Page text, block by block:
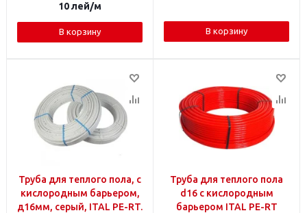
10лей/м
В корзину В корзину
Труба для теплого пола, с
кислородным барьером,
д16мм, серый, ITAL PE-RT.
Труба для теплого пола
d16 с кислородным
барьером ITAL PE-RT